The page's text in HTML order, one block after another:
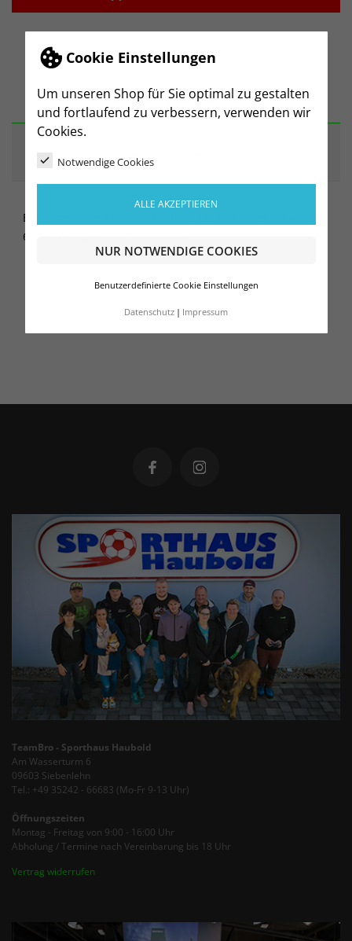
Cookie Einstellungen
Um unseren Shop für Sie optimal zu gestalten
und fortlaufend zu verbessern, verwenden wir
Cookies.
Notwendige Cookies
ALLE AKZEPTIEREN
NUR NOTWENDIGE COOKIES
Benutzerdefinierte Cookie Einstellungen
Datenschutz Impressum
BESCHREIBUNG
BC Wismut Gera Hoody "BOXING CLUB" Unisex schwarz
65% Polyester, 35% Baumwolle
TeamBro - Sporthaus Haubold
Am Wasserturm 6
09603 Siebenlehn
Tel.: +49 35242 - 66683 (Mo-Fr 9-13 Uhr)
Öffnungszeiten
Montag - Freitag von 9:00 - 16:00 Uhr
Abholung / Termine nach Vereinbarung bis 18 Uhr
Vertrag widerrufen